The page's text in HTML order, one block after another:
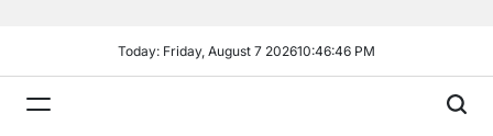
Today: Friday, August 7 202610:46:48 PM